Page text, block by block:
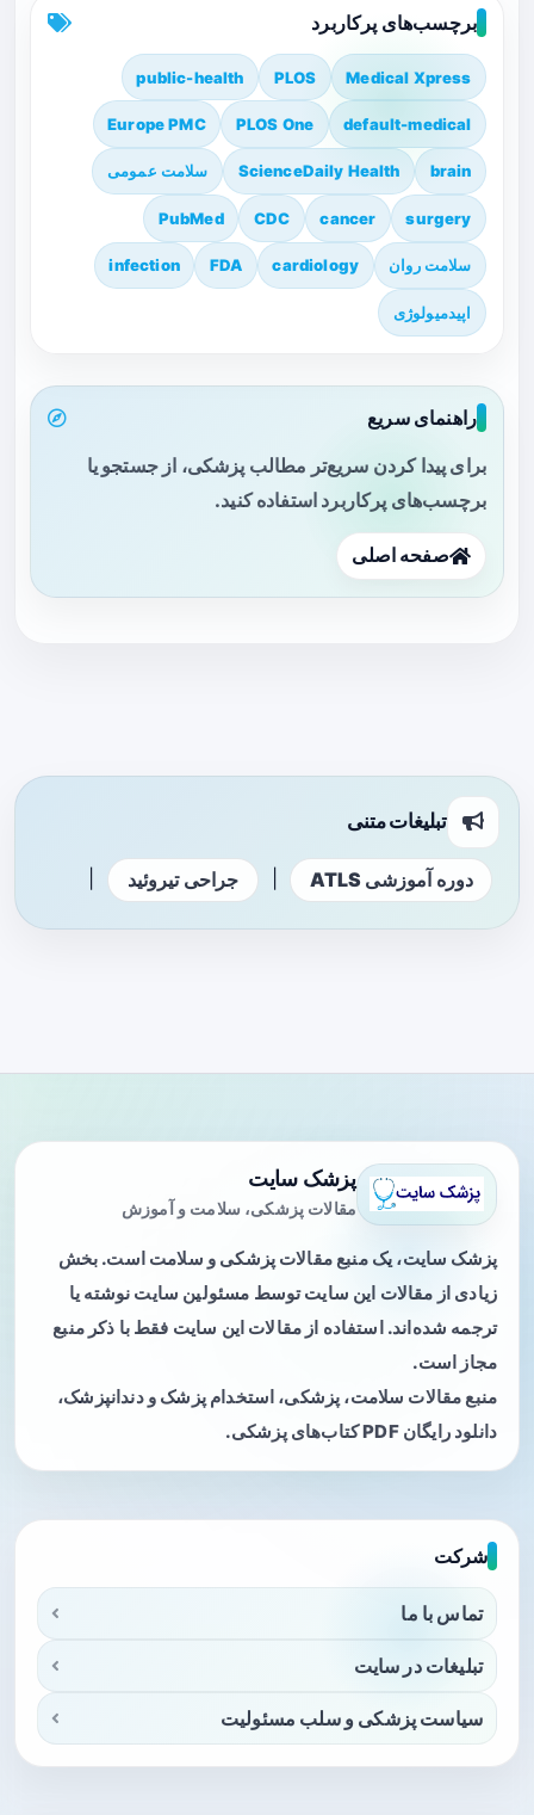
برچسب‌های پرکاربرد
Medical Xpress
PLOS
public-health
default-medical
PLOS One
Europe PMC
brain
ScienceDaily Health سلامت عمومی
surgery
cancer
CDC
PubMed
سلامت روان cardiology
FDA
infection
اپیدمیولوژی
راهنمای سریع
برای پیدا کردن سریع‌تر مطالب پزشکی، از جستجو یا
برچسب‌های پرکاربرد استفاده کنید.
صفحه اصلی
تبلیغات متنی
دوره آموزشی ATLS جراحی تیروئید
پزشک سایت
مقالات پزشکی، سلامت و آموزش
پزشک سایت، یک منبع مقالات پزشکی و سلامت است. بخش
زیادی از مقالات این سایت توسط مسئولین سایت نوشته یا
ترجمه شده‌اند. استفاده از مقالات این سایت فقط با ذکر منبع
مجاز است.
منبع مقالات سلامت، پزشکی، استخدام پزشک و دندانپزشک،
دانلود رایگان PDF کتاب‌های پزشکی.
شرکت
تماس با ما
تبلیغات در سایت
سیاست پزشکی و سلب مسئولیت